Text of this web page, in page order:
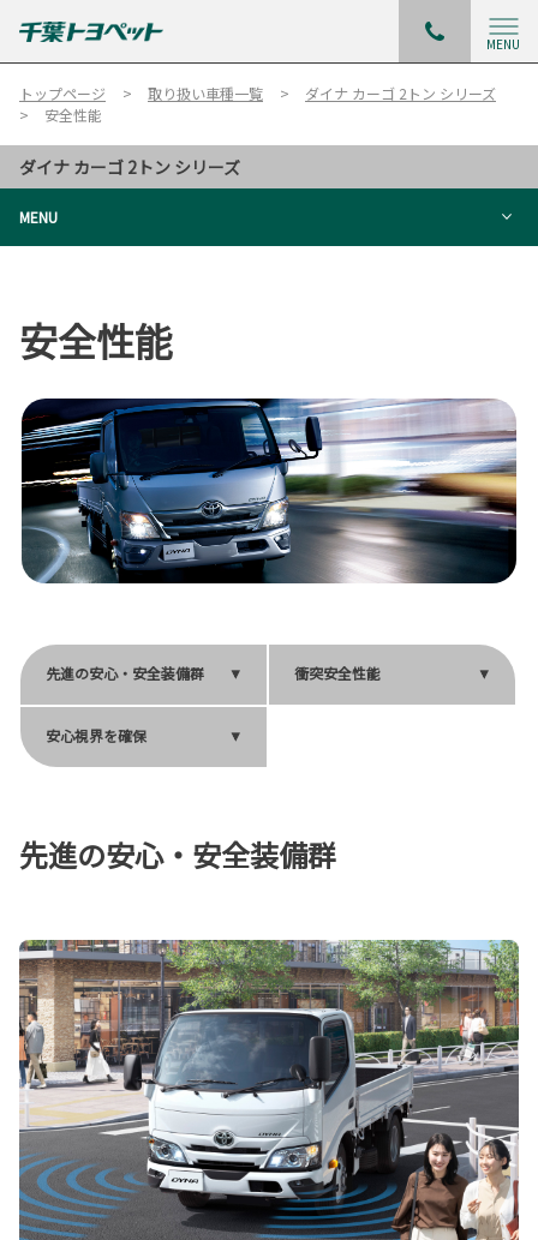
MENU
トップページ 取り扱い車種一覧
ダイナ カーゴ 2トン シリーズ
安全性能
ダイナ カーゴ 2トン シリーズ
MENU
安全性能
先進の安心・安全装備群 衝突安全性能
安心視界を確保
先進の安心・安全装備群